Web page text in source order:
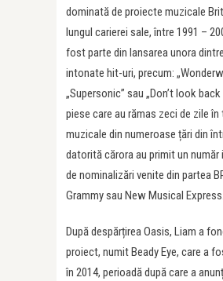
dominată de proiecte muzicale
lungul carierei sale, între 1991 –
fost parte din lansarea unora
intonate hit-uri, precum:
„Supersonic” sau „Don’t look back
piese care au rămas zeci de zile în
muzicale din numeroase țări din
datorită cărora au primit un
de nominalizări venite din partea
Grammy sau New Musical Express.
După despărțirea Oasis, Liam a
proiect, numit Beady Eye, care a
în 2014, perioadă după care a